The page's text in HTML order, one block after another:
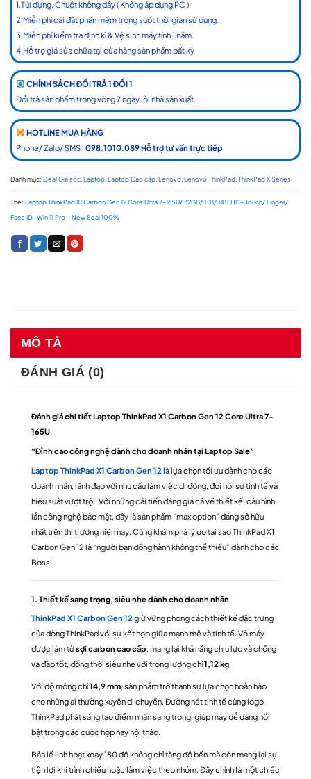
1.Túi đựng, Chuột không dây ( Không áp dụng PC )
2.Miễn phí cài đặt phần mềm trong suốt thời gian sử dụng.
3.Miễn phí kiểm tra định kì & Vệ sinh máy tính 1 năm.
4.Hỗ trợ giá sửa chữa tại cửa hàng sản phẩm bất kỳ
CHÍNH SÁCH ĐỔI TRẢ 1 ĐỔI 1
Đổi trả sản phẩm trong vòng 7 ngày lỗi nhà sản xuất.
HOTLINE MUA HÀNG
Phone/ Zalo/ SMS : 098.1010.089 Hỗ trợ tư vấn trực tiếp
Danh mục: Deal Giá sốc,Laptop,Laptop Cao cấp,Lenovo,Lenovo ThinkPad,ThinkPad X Series
Thẻ: Laptop ThinkPad X1 Carbon Gen 12 Core Ultra 7-165U/ 32GB/ 1TB/ 14″FHD+ Touch/ Finger/
Face ID -Win 11 Pro – New Seal 100%
MÔ TẢ
ĐÁNH GIÁ (0)
Đánh giá chi tiết Laptop ThinkPad X1 Carbon Gen 12 Core Ultra 7-
165U
“Đỉnh cao công nghệ dành cho doanh nhân tại Laptop Sale”
Laptop ThinkPad X1 Carbon Gen 12 là lựa chọn tối ưu dành cho các
doanh nhân, lãnh đạo với nhu cầu làm việc di động, đòi hỏi sự tinh tế và
hiệu suất vượt trội. Với những cải tiến đáng giá cả về thiết kế, cấu hình
lẫn công nghệ bảo mật, đây là sản phẩm “max option” đáng sở hữu
nhất trên thị trường hiện nay. Cùng khám phá lý do tại sao ThinkPad X1
Carbon Gen 12 là “người bạn đồng hành không thể thiếu” dành cho các
Boss!
1. Thiết kế sang trọng, siêu nhẹ dành cho doanh nhân
ThinkPad X1 Carbon Gen 12 giữ vững phong cách thiết kế đặc trưng
của dòng ThinkPad với sự kết hợp giữa mạnh mẽ và tinh tế. Vỏ máy
được làm từsợi carbon cao cấp, mang lại khả năng chịu lực và chống
va đập tốt, đồng thời siêu nhẹ với trọng lượng chỉ1,12 kg.
Với độ mỏng chỉ14,9 mm, sản phẩm trở thành sự lựa chọn hoàn hảo
cho những ai thường xuyên di chuyển. Đường nét tinh tế cùng logo
ThinkPad phát sáng tạo điểm nhấn sang trọng, giúp máy dễ dàng nổi
bật trong các cuộc họp hay hội thảo.
Bản lề linh hoạt xoay 180 độ không chỉ tăng độ bền mà còn mang lại sự
tiện lợi khi trình chiếu hoặc làm việc theo nhóm. Đây chính là một chiếc